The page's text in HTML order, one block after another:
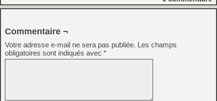
Commentaire ¬
Votre adresse e-mail ne sera pas publiée. Les champs
obligatoires sont indiqués avec *